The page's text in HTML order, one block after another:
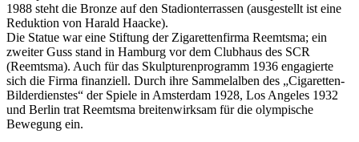
1988 steht die Bronze auf den Stadionterrassen (ausgestellt ist eine
Reduktion von Harald Haacke).
Die Statue war eine Stiftung der Zigarettenfirma Reemtsma; ein
zweiter Guss stand in Hamburg vor dem Clubhaus des SCR
(Reemtsma). Auch für das Skulpturenprogramm 1936 engagierte
sich die Firma finanziell. Durch ihre Sammelalben des „Cigaretten-
Bilderdienstes“ der Spiele in Amsterdam 1928, Los Angeles 1932
und Berlin trat Reemtsma breitenwirksam für die olympische
Bewegung ein.